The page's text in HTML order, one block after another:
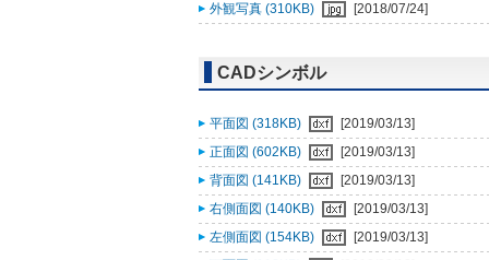
外観写真 (310KB) [2018/07/24]
CADシンボル
平面図 (318KB)
[2019/03/13]
正面図 (602KB)
[2019/03/13]
背面図 (141KB)
[2019/03/13]
右側面図 (140KB)
[2019/03/13]
左側面図 (154KB)
[2019/03/13]